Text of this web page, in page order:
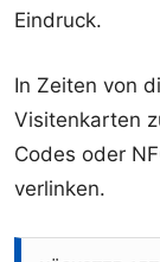
Eindruck.
In Zeiten von
Visitenkarten
Codes oder
verlinken.